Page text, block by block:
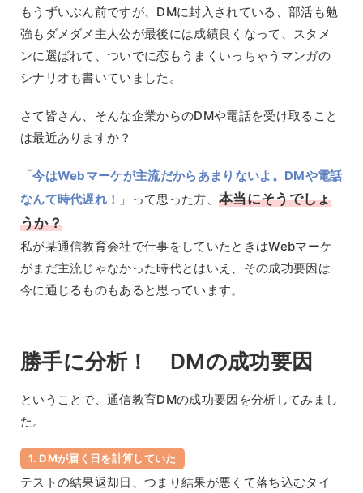
もうずいぶん前ですが、DMに封入されている、部活も勉
強もダメダメ主人公が最後には成績良くなって、スタメ
ンに選ばれて、ついでに恋もうまくいっちゃうマンガの
シナリオも書いていました。
さて皆さん、そんな企業からのDMや電話を受け取ること
は最近ありますか？
「今はWebマーケが主流だからあまりないよ。DMや電話
なんて時代遅れ！ 」って思った方、 本当にそうでしょ
うか？
私が某通信教育会社で仕事をしていたときはWebマーケ
がまだ主流じゃなかった時代とはいえ、その成功要因は
今に通じるものもあると思っています。
勝手に分析！ DMの成功要因
ということで、通信教育DMの成功要因を分析してみまし
た。
1. DMが届く日を計算していた
テストの結果返却日、つまり結果が悪くて落ち込むタイ